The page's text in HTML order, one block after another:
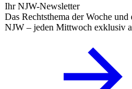
Ihr NJW-Newsletter
Das Rechtsthema der Woche
NJW – jeden Mittwoch exklusiv